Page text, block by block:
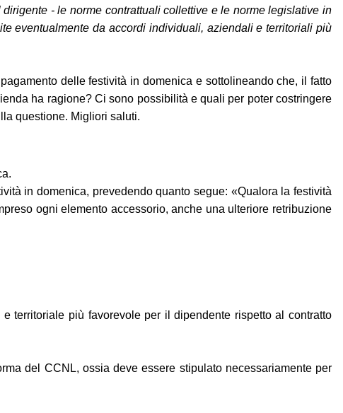
- le norme contrattuali collettive e le norme legislative in
eventualmente da accordi individuali, aziendali e territoriali più
delle festività in domenica e sottolineando che, il fatto
ha ragione? Ci sono possibilità e quali per poter costringere
questione. Migliori saluti.
in domenica, prevedendo quanto segue: «Qualora la festività
ogni elemento accessorio, anche una ulteriore retribuzione
territoriale più favorevole per il dipendente rispetto al contratto
del CCNL, ossia deve essere stipulato necessariamente per